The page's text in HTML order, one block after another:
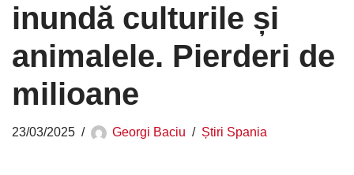
inundă culturile și
animalele. Pierderi de
milioane
23/03/2025 Georgi Baciu Știri Spania